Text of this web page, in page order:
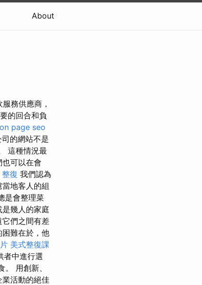
About
務供應商，
的回合和負
on page seo
的網站不是
這種情況最
也可以在會
復 我們認為
地客人的組
是會整理菜
幾人的家庭
們之間有差
難在於，他
美式整復課
者中進行選
用創新、
活動的絕佳